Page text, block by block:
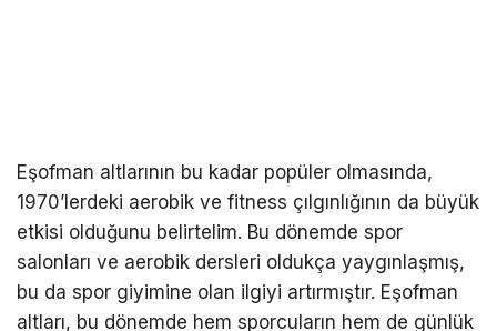
Eşofman altlarının bu kadar popüler olmasında,
1970’lerdeki aerobik ve fitness çılgınlığının da büyük
etkisi olduğunu belirtelim. Bu dönemde spor
salonları ve aerobik dersleri oldukça yaygınlaşmış,
bu da spor giyimine olan ilgiyi artırmıştır. Eşofman
altları, bu dönemde hem sporcuların hem de günlük